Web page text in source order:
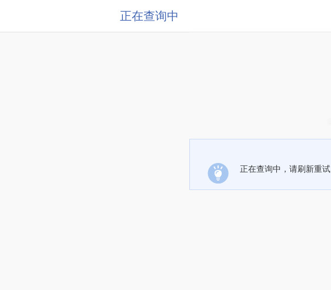
正在查询中
正在查询中，请刷新重试